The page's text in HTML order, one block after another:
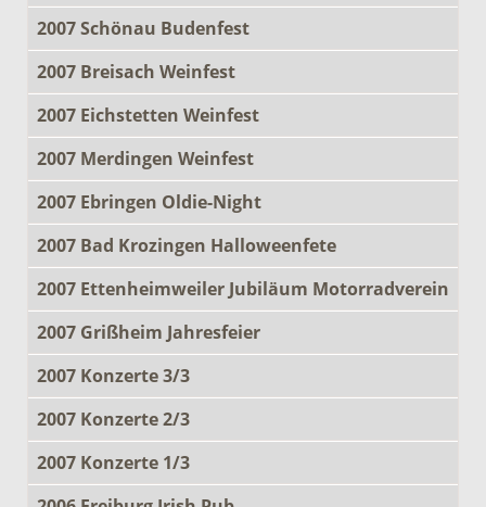
2007 Schönau Budenfest
2007 Breisach Weinfest
2007 Eichstetten Weinfest
2007 Merdingen Weinfest
2007 Ebringen Oldie-Night
2007 Bad Krozingen Halloweenfete
2007 Ettenheimweiler Jubiläum Motorradverein
2007 Grißheim Jahresfeier
2007 Konzerte 3/3
2007 Konzerte 2/3
2007 Konzerte 1/3